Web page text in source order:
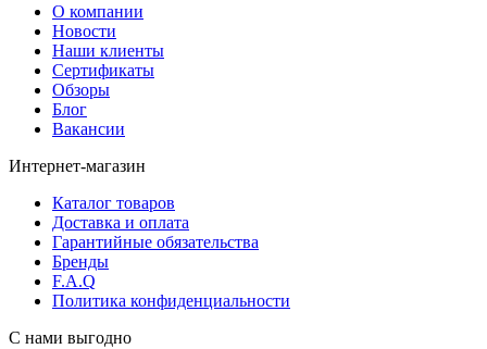
О компании
Новости
Наши клиенты
Сертификаты
Обзоры
Блог
Вакансии
Интернет-магазин
Каталог товаров
Доставка и оплата
Гарантийные обязательства
Бренды
F.A.Q
Политика конфиденциальности
С нами выгодно